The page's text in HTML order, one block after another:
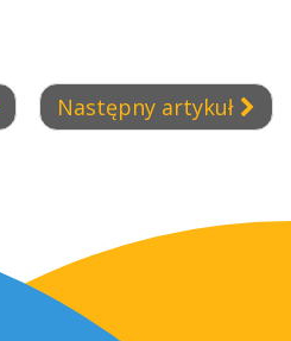
Następny artykuł